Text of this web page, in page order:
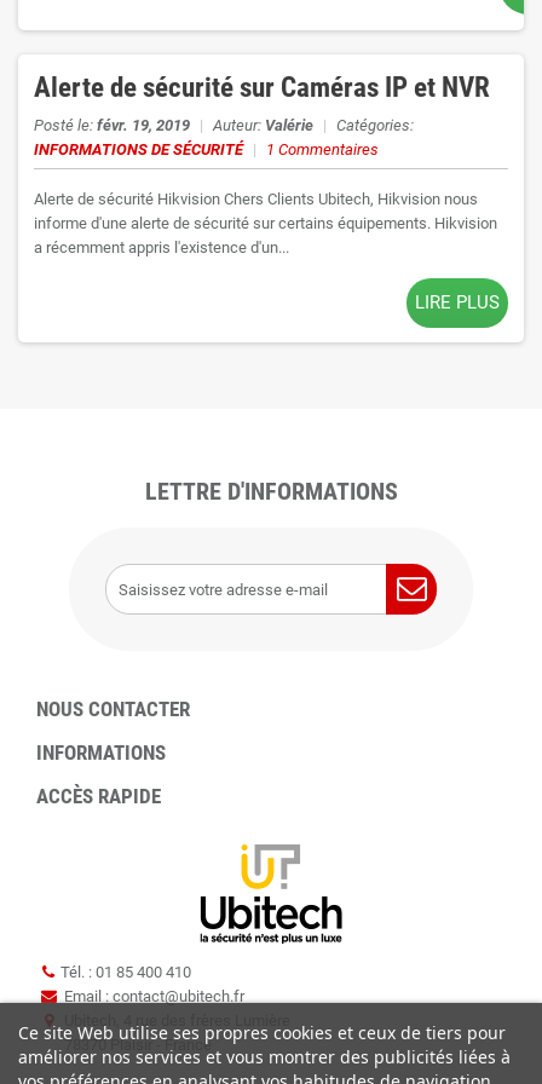
Alerte de sécurité sur Caméras IP et NVR
Posté le: févr. 19, 2019 | Auteur: Valérie | Catégories:
INFORMATIONS DE SÉCURITÉ
| 1 Commentaires
Alerte de sécurité Hikvision Chers Clients Ubitech, Hikvision nous
informe d'une alerte de sécurité sur certains équipements. Hikvision
a récemment appris l'existence d'un...
LIRE PLUS
LETTRE D'INFORMATIONS
NOUS CONTACTER
INFORMATIONS
ACCÈS RAPIDE
Tél. : 01 85 400 410
Email : contact@ubitech.fr
78370 Plaisir - France
Ce site Web utilise ses propres cookies et ceux de tiers pour
améliorer nos services et vous montrer des publicités liées à